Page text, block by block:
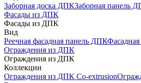
Заборная доска ДПКЗаборная панель
Фасады из ДПК
Фасады из ДПК
Вид
Реечная фасадная панель ДПК
Ограждения из ДПК
Ограждения из ДПК
Коллекции
Ограждения из ДПК Co-extrusion